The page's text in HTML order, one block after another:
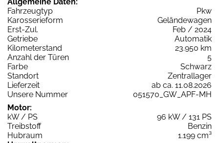
Fahrzeugtyp
Pkw
Karosserieform
Geländewagen
Erst-Zul.
Feb / 2024
Getriebe
Automatik
Kilometerstand
23.950 km
Anzahl der Türen
5
Farbe
Schwarz
Standort
Zentrallager
Lieferzeit
ab ca. 11.08.2026
Unsere Nummer
051570_GW_APF-MH
Motor:
kW / PS
96 kW / 131 PS
Treibstoff
Benzin
Hubraum
1.199 cm³